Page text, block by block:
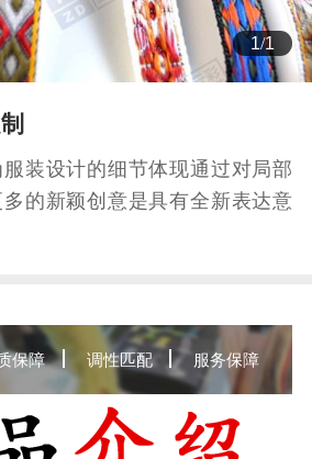
1/1
装设计的细节体现通过对局部
的新颖创意是具有全新表达意
保障 调性匹配 服务保障